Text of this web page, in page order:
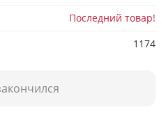
Последний товар!
1174